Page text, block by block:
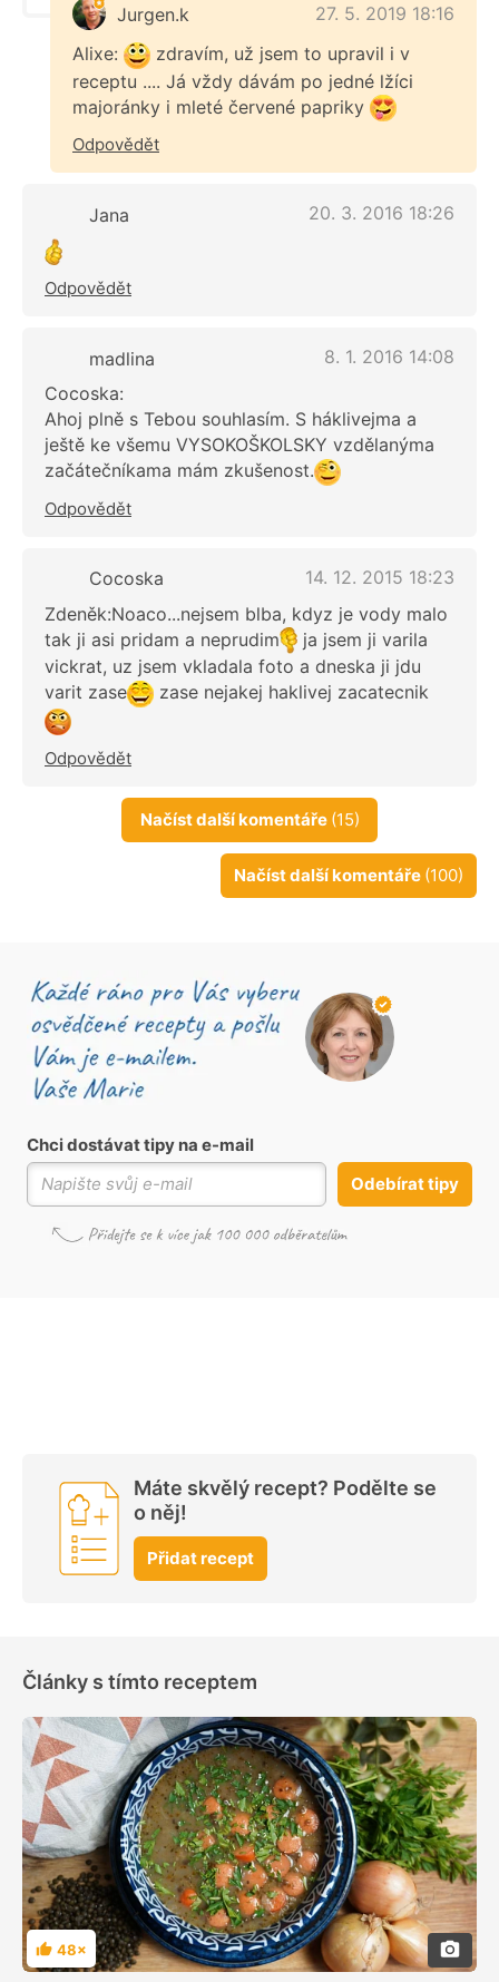
Jurgen.k
27. 5. 2019 18:16
Alixe:
zdravím, už jsem to upravil i v
receptu .... Já vždy dávám po jedné lžíci
majoránky i mleté červené papriky
Odpovědět
Jana 20. 3. 2016 18:26
Odpovědět
madlina
8. 1. 2016 14:08
Cocoska:
Ahoj plně s Tebou souhlasím. S háklivejma a
ještě ke všemu VYSOKOŠKOLSKY vzdělanýma
začátečníkama mám zkušenost.
Odpovědět
Cocoska
14. 12. 2015 18:23
Zdeněk:Noaco...nejsem blba, kdyz je vody malo
tak ji asi pridam a neprudim
ja jsem ji varila
vickrat, uz jsem vkladala foto a dneska ji jdu
varit zase
zase nejakej haklivej zacatecnik
Odpovědět
Načíst další komentáře (15)
Načíst další komentáře (100)
Chci dostávat tipy na e-mail
Odebírat tipy
Máte skvělý recept? Podělte se
o něj!
Přidat recept
Články s tímto receptem
Hodnocení
48×